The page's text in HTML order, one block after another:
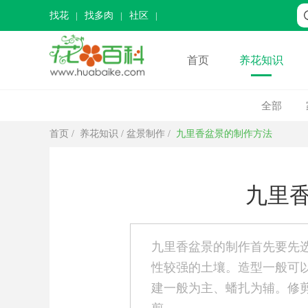
找花 找多肉 社区
首页 养花知识
全部
首页 / 养花知识 / 盆景制作 / 九里香盆景的制作方法
九里
九里香盆景的制作首先要先
性较强的土壤。造型一般可
建一般为主、蟠扎为辅。修